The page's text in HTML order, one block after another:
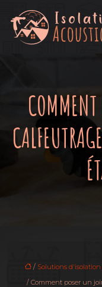
/ Solutions
/ Comment poser un